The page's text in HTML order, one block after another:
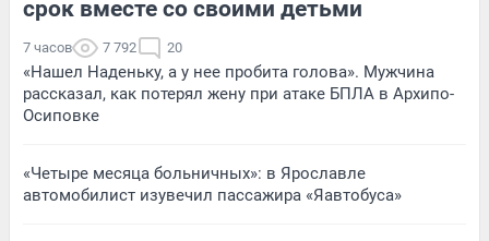
срок вместе со своими детьми
7 часов 7 792 20
«Нашел Наденьку, а у нее пробита голова». Мужчина
рассказал, как потерял жену при атаке БПЛА в Архипо-
Осиповке
«Четыре месяца больничных»: в Ярославле
автомобилист изувечил пассажира «Яавтобуса»